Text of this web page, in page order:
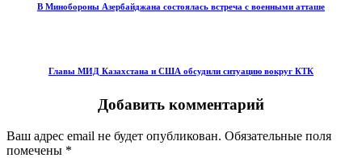
В Минобороны Азербайджана состоялась встреча с военными атташе
Главы МИД Казахстана и США обсудили ситуацию вокруг КТК
Добавить комментарий
Ваш адрес email не будет опубликован. Обязательные поля
помечены *